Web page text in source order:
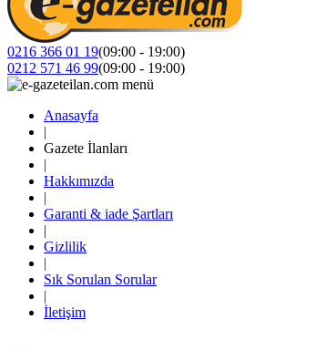
0216 366 01 19(09:00 - 19:00)
0212 571 46 99(09:00 - 19:00)
Anasayfa
|
Gazete İlanları
|
Hakkımızda
|
Garanti & iade Şartları
|
Gizlilik
|
Sık Sorulan Sorular
|
İletişim